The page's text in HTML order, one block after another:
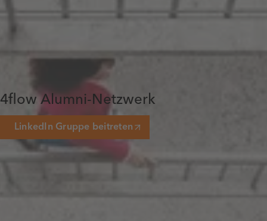
4flow Alumni-Netzwerk
LinkedIn Gruppe beitreten